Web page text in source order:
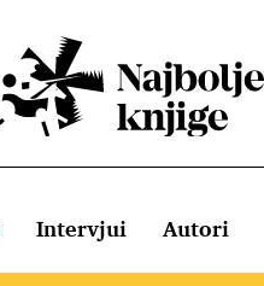
Intervjui Autori